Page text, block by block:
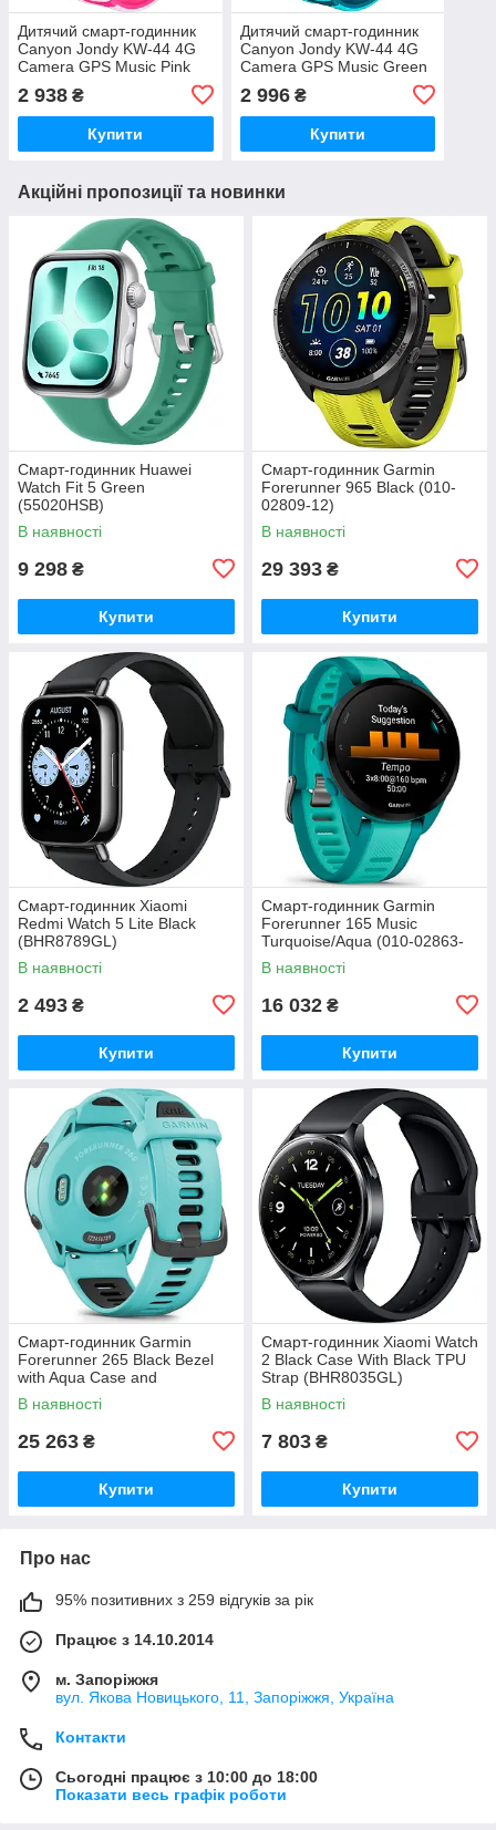
Дитячий смарт-годинник
Canyon Jondy KW-44 4G
Camera GPS Music Pink
2 938 ₴
Купити
Дитячий смарт-годинник
Canyon Jondy KW-44 4G
Camera GPS Music Green
2 996₴
Купити
Акційні пропозиції та новинки
Смарт-годинник Huawei
Watch Fit 5 Green
(55020HSB)
В наявності
9 298 ₴
Купити
Смарт-годинник Garmin
Forerunner 965 Black (010-
02809-12)
В наявності
29 393 ₴
Купити
Смарт-годинник Xiaomi
Redmi Watch 5 Lite Black
(BHR8789GL)
В наявності
2 493 ₴
Купити
Смарт-годинник Garmin
Forerunner 165 Music
Turquoise/Aqua (010-02863-
32)
В наявності
16 032 ₴
Купити
Смарт-годинник Garmin
Forerunner 265 Black Bezel
with Aqua Case and
Aqua/Black Silicone Band
(010-02810-12)
В наявності
25 263 ₴
Купити
Смарт-годинник Xiaomi Watch
2 Black Case With Black TPU
Strap (BHR8035GL)
В наявності
7 803 ₴
Купити
Про нас
95% позитивних з 259 відгуків за рік
Працює з 14.10.2014
м. Запоріжжя
вул. Якова Новицького, 11, Запоріжжя, Україна
Контакти
Сьогодні працює з 10:00 до 18:00
Показати весь графік роботи